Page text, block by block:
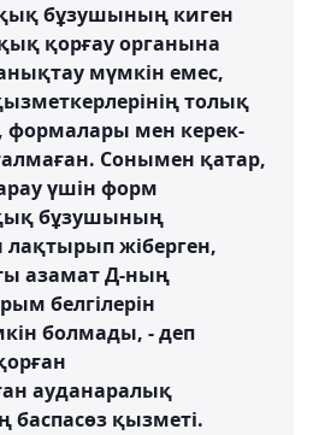
бұзушының киген
қорғау органына
мүмкін емес,
толық
формалары мен керек-
Сонымен қатар,
үшін форм
бұзушының
жіберген,
азамат Д-ның
белгілерін
болмады, - деп
ауданаралық
баспасөз қызметі.